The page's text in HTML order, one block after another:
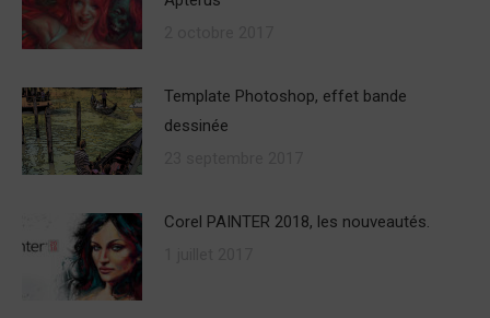
Template Photoshop, effet bande
dessinée
Corel PAINTER 2018, les nouveautés.